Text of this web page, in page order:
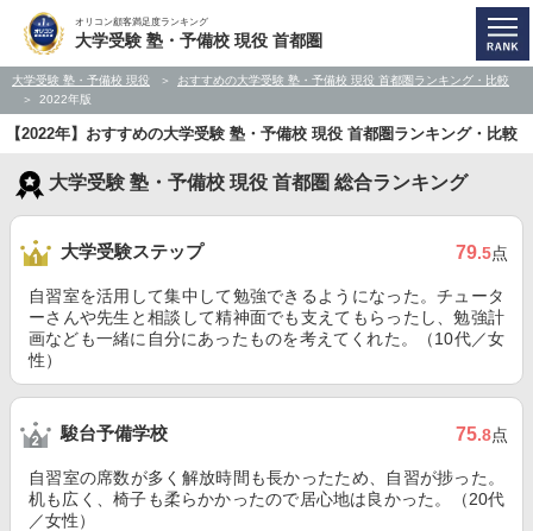
オリコン顧客満足度ランキング
大学受験 塾・予備校 現役 首都圏
大学受験 塾・予備校 現役
おすすめの大学受験 塾・予備校 現役 首都圏ランキング・比較
2022年版
【2022年】おすすめの大学受験 塾・予備校 現役 首都圏ランキング・比較
大学受験 塾・予備校 現役 首都圏 総合ランキング
大学受験ステップ 79.5点
自習室を活用して集中して勉強できるようになった。チュータ
ーさんや先生と相談して精神面でも支えてもらったし、勉強計
画なども一緒に自分にあったものを考えてくれた。（10代／女
性）
駿台予備学校 75.8点
自習室の席数が多く解放時間も長かったため、自習が捗った。
机も広く、椅子も柔らかかったので居心地は良かった。（20代
／女性）